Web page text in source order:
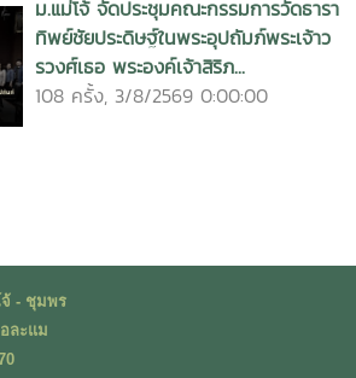
ม.แม่โจ้ จัดประชุมคณะกรรมการวัดธารา
ทิพย์ชัยประดิษฐ์ในพระอุปถัมภ์พระเจ้าว
รวงศ์เธอ พระองค์เจ้าสิริภ...
108 ครั้ง, 3/8/2569 0:00:00
- ชุมพร
ละแม